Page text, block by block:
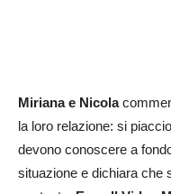
Miriana e Nicola
la loro relazione: si
devono conoscere a
situazione e dichiara che